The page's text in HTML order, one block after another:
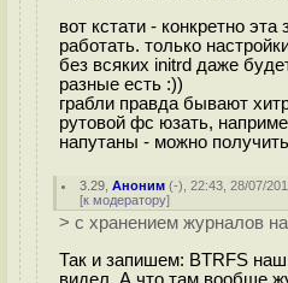
вот кстати - конкретно
работать. только
без всяких initrd даже
разные есть :))
грабли правда бывают
рутовой фс юзать,
напутаны - можно
3.29 ,Аноним (-), 22:43, 28/07/
[к модератору]
> с хранением журналов
Так и запишем: BTRFS